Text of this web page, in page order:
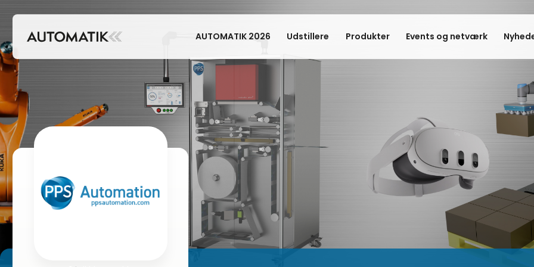
AUTOMATIK 2026 Udstillere Produkter Events og netværk